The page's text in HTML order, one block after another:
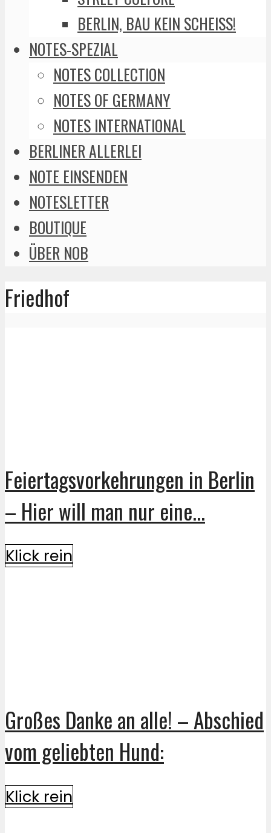
BERLIN, BAU KEIN SCHEISS!
NOTES-SPEZIAL
NOTES COLLECTION
NOTES OF GERMANY
NOTES INTERNATIONAL
BERLINER ALLERLEI
NOTE EINSENDEN
NOTESLETTER
BOUTIQUE
ÜBER NOB
Friedhof
Feiertagsvorkehrungen in Berlin
– Hier will man nur eine...
Klick rein
Großes Danke an alle! – Abschied
vom geliebten Hund:
Klick rein